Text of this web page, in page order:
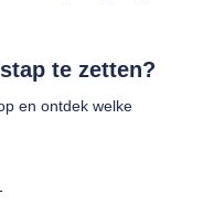
te zetten?
en ontdek welke